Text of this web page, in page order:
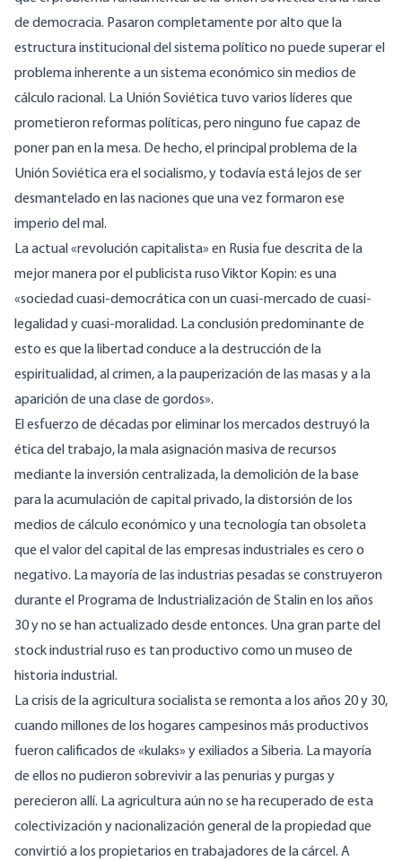
de democracia. Pasaron completamente por alto que la
estructura institucional del sistema político no puede superar el
problema inherente a un sistema económico sin medios de
cálculo racional. La Unión Soviética tuvo varios líderes que
prometieron reformas políticas, pero ninguno fue capaz de
poner pan en la mesa. De hecho, el principal problema de la
Unión Soviética era el socialismo, y todavía está lejos de ser
desmantelado en las naciones que una vez formaron ese
imperio del mal.
La actual «revolución capitalista» en Rusia fue descrita de la
mejor manera por el publicista ruso Viktor Kopin: es una
«sociedad cuasi-democrática con un cuasi-mercado de cuasi-
legalidad y cuasi-moralidad. La conclusión predominante de
esto es que la libertad conduce a la destrucción de la
espiritualidad, al crimen, a la pauperización de las masas y a la
aparición de una clase de gordos».
El esfuerzo de décadas por eliminar los mercados destruyó la
ética del trabajo, la mala asignación masiva de recursos
mediante la inversión centralizada, la demolición de la base
para la acumulación de capital privado, la distorsión de los
medios de cálculo económico y una tecnología tan obsoleta
que el valor del capital de las empresas industriales es cero o
negativo. La mayoría de las industrias pesadas se construyeron
durante el Programa de Industrialización de Stalin en los años
30 y no se han actualizado desde entonces. Una gran parte del
stock industrial ruso es tan productivo como un museo de
historia industrial.
La crisis de la agricultura socialista se remonta a los años 20 y 30,
cuando millones de los hogares campesinos más productivos
fueron calificados de «kulaks» y exiliados a Siberia. La mayoría
de ellos no pudieron sobrevivir a las penurias y purgas y
perecieron allí. La agricultura aún no se ha recuperado de esta
colectivización y nacionalización general de la propiedad que
convirtió a los propietarios en trabajadores de la cárcel. A